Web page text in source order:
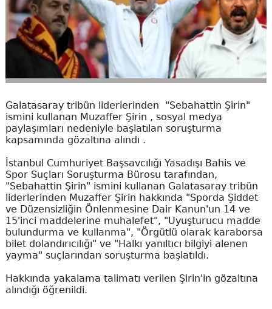
Galatasaray tribün liderlerinden "Sebahattin Şirin"
ismini kullanan Muzaffer Şirin , sosyal medya
paylaşımları nedeniyle başlatılan soruşturma
kapsamında gözaltına alındı .
İstanbul Cumhuriyet Başsavcılığı Yasadışı Bahis ve
Spor Suçları Soruşturma Bürosu tarafından,
"Sebahattin Şirin" ismini kullanan Galatasaray tribün
liderlerinden Muzaffer Şirin hakkında "Sporda Şiddet
ve Düzensizliğin Önlenmesine Dair Kanun'un 14 ve
15'inci maddelerine muhalefet", "Uyuşturucu madde
bulundurma ve kullanma", "Örgütlü olarak karaborsa
bilet dolandırıcılığı" ve "Halkı yanıltıcı bilgiyi alenen
yayma" suçlarından soruşturma başlatıldı.
Hakkında yakalama talimatı verilen Şirin'in gözaltına
alındığı öğrenildi.